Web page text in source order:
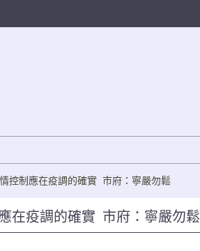
控制應在疫調的確實 市府：寧嚴勿鬆
在疫調的確實 市府：寧嚴勿鬆